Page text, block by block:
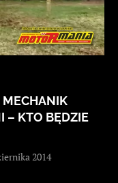
MECHANIK
– KTO BĘDZIE
2014